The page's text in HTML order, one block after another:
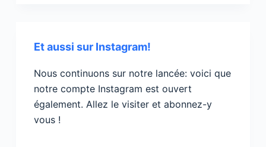
Et aussi sur Instagram!
Nous continuons sur notre lancée: voici que
notre compte Instagram est ouvert
également. Allez le visiter et abonnez-y
vous !